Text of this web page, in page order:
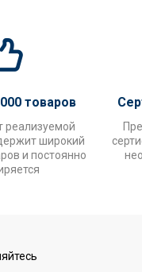
товаров
реализуемой
широкий
и постоянно